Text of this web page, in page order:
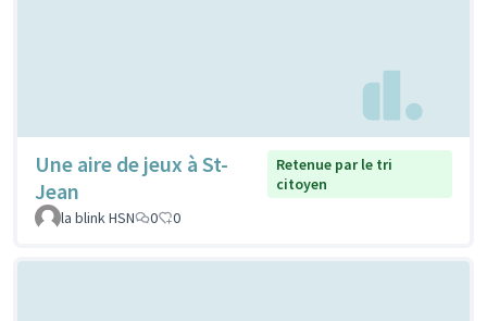
Une aire de jeux à St-
Jean
Retenue par le tri
citoyen
la blink HSN
0 0